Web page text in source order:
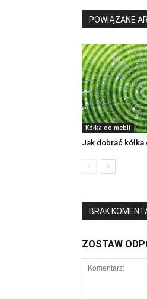
POWIĄZANE
Kółka do mebli
Jak dobrać
BRAK
ZOSTAW